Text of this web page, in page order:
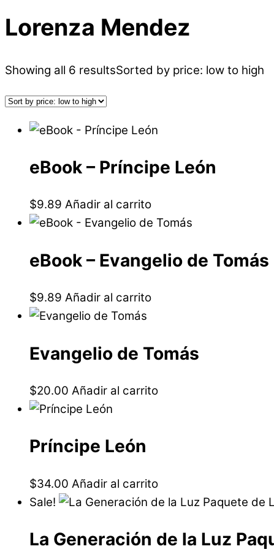
Lorenza Mendez
Showing all 6 resultsSorted by price: low to high
eBook – Príncipe León
$9.89 Añadir al carrito
eBook – Evangelio de Tomás
$9.89 Añadir al carrito
Evangelio de Tomás
$20.00 Añadir al carrito
Príncipe León
$34.00 Añadir al carrito
Sale!
La Generación de la Luz